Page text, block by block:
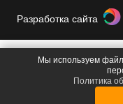
Разработка сайта
Мы используем
Политика